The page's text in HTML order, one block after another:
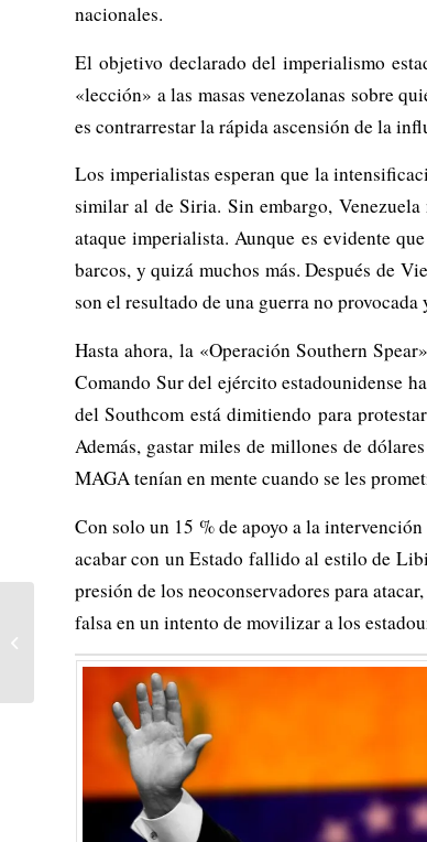
nacionales.
El objetivo declarado del imperialismo
«lección» a las masas venezolanas sobre
es contrarrestar la rápida ascensión de la
Los imperialistas esperan que la
similar al de Siria. Sin embargo,
ataque imperialista. Aunque es evidente
barcos, y quizá muchos más. Después de
son el resultado de una guerra no
Hasta ahora, la «Operación Southern
Comando Sur del ejército estadounidense
del Southcom está dimitiendo para
Además, gastar miles de millones de
MAGA tenían en mente cuando se les
Con solo un 15 % de apoyo a la
acabar con un Estado fallido al estilo de
presión de los neoconservadores para
falsa en un intento de movilizar a los
levantamiento nacional!
¡Abajo la República